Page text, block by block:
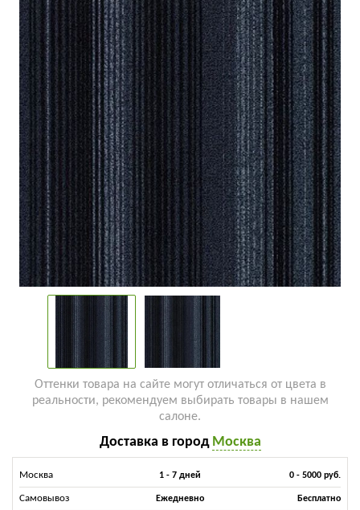
Оттенки товара на сайте могут отличаться от цвета в
реальности, рекомендуем выбирать товары в нашем
салоне.
Доставка в город Москва
Москва 1 - 7 дней 0 - 5000 руб.
Самовывоз Ежедневно Бесплатно